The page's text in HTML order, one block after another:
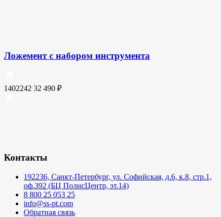
Ложемент с набором инструмента
1402242 32 490 ₽
Контакты
192236, Санкт-Петербург, ул. Софийская, д.6, к.8, стр.1,
оф.392 (БЦ ПолисЦентр, эт.14)
8 800 25 053 25
info@ss-pt.com
Обратная связь